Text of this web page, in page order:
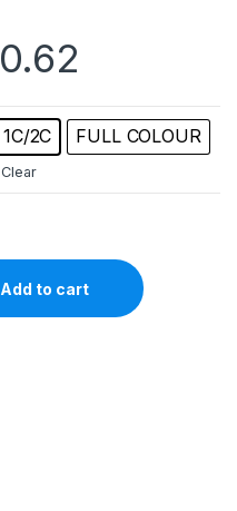
0.62
1C/2C FULL COLOUR
Clear
Add to cart